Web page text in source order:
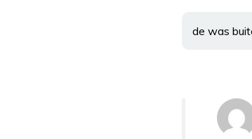
de was